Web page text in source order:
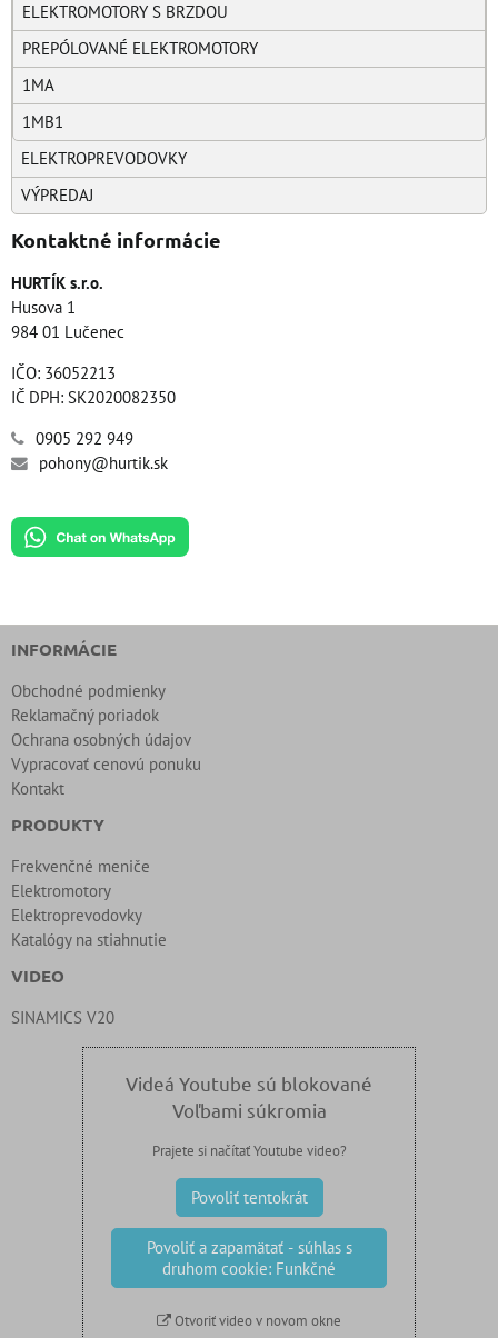
ELEKTROMOTORY S BRZDOU
PREPÓLOVANÉ ELEKTROMOTORY
1MA
1MB1
ELEKTROPREVODOVKY
VÝPREDAJ
Kontaktné informácie
HURTÍK s.r.o.
Husova 1
984 01 Lučenec
IČO: 36052213
IČ DPH: SK2020082350
0905 292 949
pohony@hurtik.sk
INFORMÁCIE
Obchodné podmienky
Reklamačný poriadok
Ochrana osobných údajov
Vypracovať cenovú ponuku
Kontakt
PRODUKTY
Frekvenčné meniče
Elektromotory
Elektroprevodovky
Katalógy na stiahnutie
VIDEO
SINAMICS V20
Videá Youtube sú blokované
Voľbami súkromia
Prajete si načítať Youtube video?
Povoliť tentokrát
Povoliť a zapamätať - súhlas s
druhom cookie: Funkčné
Otvoriť video v novom okne